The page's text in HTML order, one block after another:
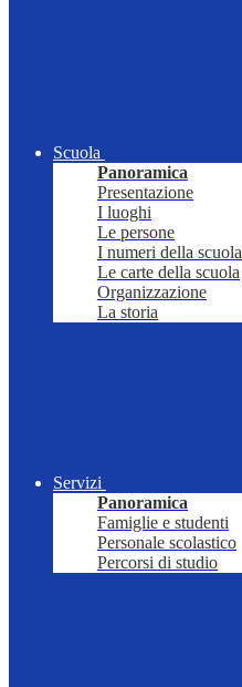
Scuola
Panoramica
Presentazione
I luoghi
Le persone
I numeri della scuola
Le carte della scuola
Organizzazione
La storia
Servizi
Panoramica
Famiglie e studenti
Personale scolastico
Percorsi di studio